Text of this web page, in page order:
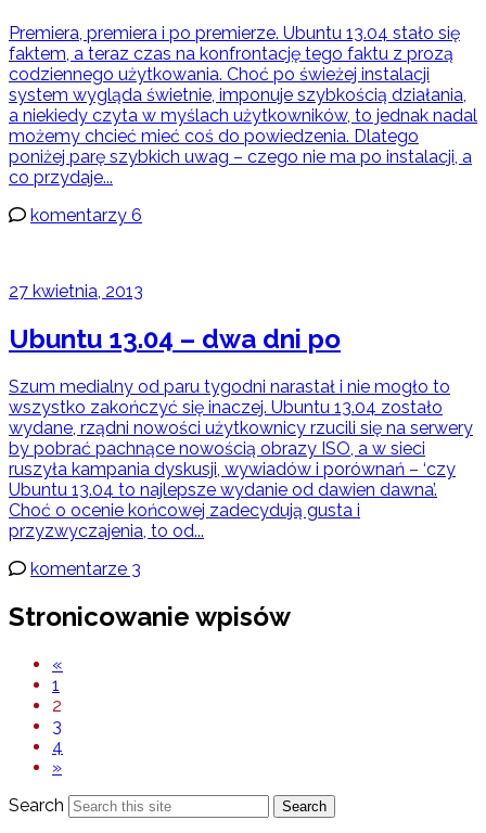
Premiera, premiera i po premierze. Ubuntu 13.04 stało się
faktem, a teraz czas na konfrontację tego faktu z prozą
codziennego użytkowania. Choć po świeżej instalacji
system wygląda świetnie, imponuje szybkością działania,
a niekiedy czyta w myślach użytkowników, to jednak nadal
możemy chcieć mieć coś do powiedzenia. Dlatego
poniżej parę szybkich uwag – czego nie ma po instalacji, a
co przydaje...
komentarzy 6
27 kwietnia, 2013
Ubuntu 13.04 – dwa dni po
Szum medialny od paru tygodni narastał i nie mogło to
wszystko zakończyć się inaczej. Ubuntu 13.04 zostało
wydane, rządni nowości użytkownicy rzucili się na serwery
by pobrać pachnące nowością obrazy ISO, a w sieci
ruszyła kampania dyskusji, wywiadów i porównań – ‘czy
Ubuntu 13.04 to najlepsze wydanie od dawien dawna’.
Choć o ocenie końcowej zadecydują gusta i
przyzwyczajenia, to od...
komentarze 3
Stronicowanie wpisów
«
1
2
3
4
»
Search
Search